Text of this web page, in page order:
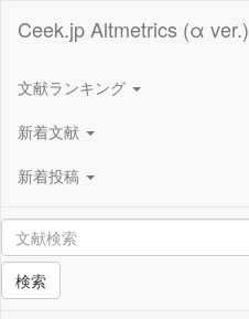
Ceek.jp Altmetrics (α ver.)
文献ランキング
新着文献
新着投稿
検索